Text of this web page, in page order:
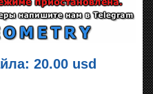
20.00 usd